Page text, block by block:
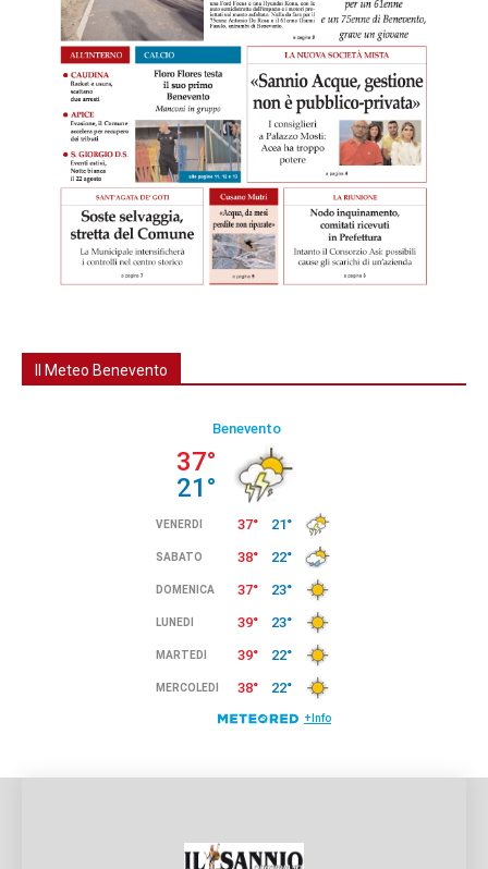
Il Meteo Benevento